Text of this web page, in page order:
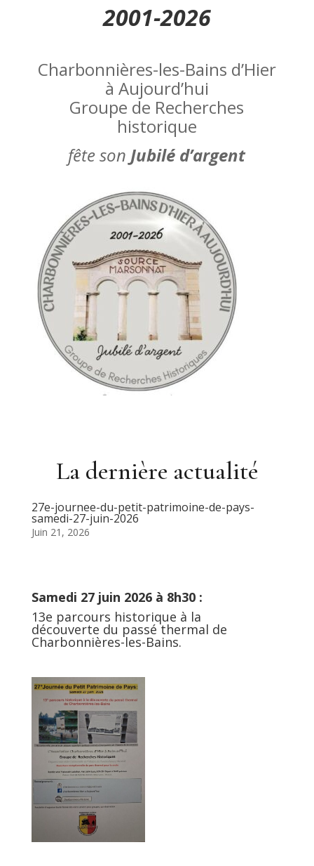
2001-2026
Charbonnières-les-Bains d’Hier
à Aujourd’hui
Groupe de Recherches
historique
fête son Jubilé d’argent
La dernière actualité
27e-journee-du-petit-patrimoine-de-pays-
samedi-27-juin-2026
Juin 21, 2026
Samedi 27 juin 2026 à 8h30 :
13e parcours historique à la
découverte du passé thermal de
Charbonnières-les-Bains.